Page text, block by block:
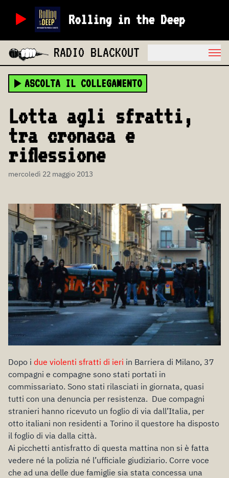
Rolling in the Deep
RADIO BLACKOUT
ASCOLTA IL COLLEGAMENTO
Lotta agli sfratti,
tra cronaca e
riflessione
mercoledì 22 maggio 2013
Dopo i due violenti sfratti di ieri in Barriera di Milano, 37
compagni e compagne sono stati portati in
commissariato. Sono stati rilasciati in giornata, quasi
tutti con una denuncia per resistenza. Due compagni
stranieri hanno ricevuto un foglio di via dall’Italia, per
otto italiani non residenti a Torino il questore ha disposto
il foglio di via dalla città.
Ai picchetti antisfratto di questa mattina non si è fatta
vedere né la polizia né l’ufficiale giudiziario. Corre voce
che ad una delle due famiglie sia stata concessa una